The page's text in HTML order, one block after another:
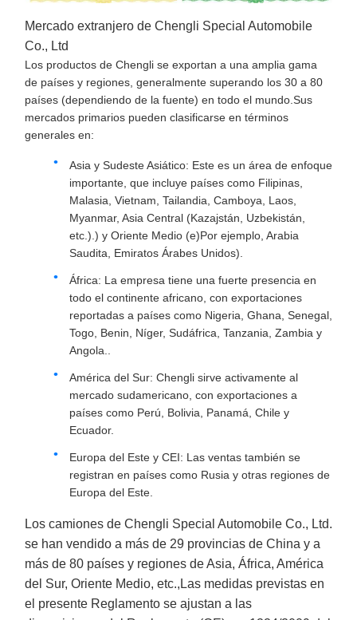
Mercado extranjero de Chengli Special Automobile
Co., Ltd
Los productos de Chengli se exportan a una amplia gama
de países y regiones, generalmente superando los 30 a 80
países (dependiendo de la fuente) en todo el mundo.Sus
mercados primarios pueden clasificarse en términos
generales en:
Asia y Sudeste Asiático: Este es un área de enfoque
importante, que incluye países como Filipinas,
Malasia, Vietnam, Tailandia, Camboya, Laos,
Myanmar, Asia Central (Kazajstán, Uzbekistán,
etc.).) y Oriente Medio (e)Por ejemplo, Arabia
Saudita, Emiratos Árabes Unidos).
África: La empresa tiene una fuerte presencia en
todo el continente africano, con exportaciones
reportadas a países como Nigeria, Ghana, Senegal,
Togo, Benin, Níger, Sudáfrica, Tanzania, Zambia y
Angola..
América del Sur: Chengli sirve activamente al
mercado sudamericano, con exportaciones a
países como Perú, Bolivia, Panamá, Chile y
Ecuador.
Europa del Este y CEI: Las ventas también se
registran en países como Rusia y otras regiones de
Europa del Este.
Los camiones de Chengli Special Automobile Co., Ltd.
se han vendido a más de 29 provincias de China y a
más de 80 países y regiones de Asia, África, América
del Sur, Oriente Medio, etc.,Las medidas previstas en
el presente Reglamento se ajustan a las